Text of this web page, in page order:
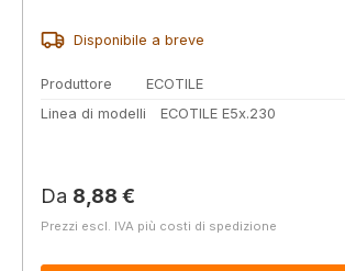
Disponibile a breve
Produttore
ECOTILE
Linea di modelli
ECOTILE E5x.230
Prezzo normale:
Da 8,88 €
Prezzi escl. IVA più costi di spedizione